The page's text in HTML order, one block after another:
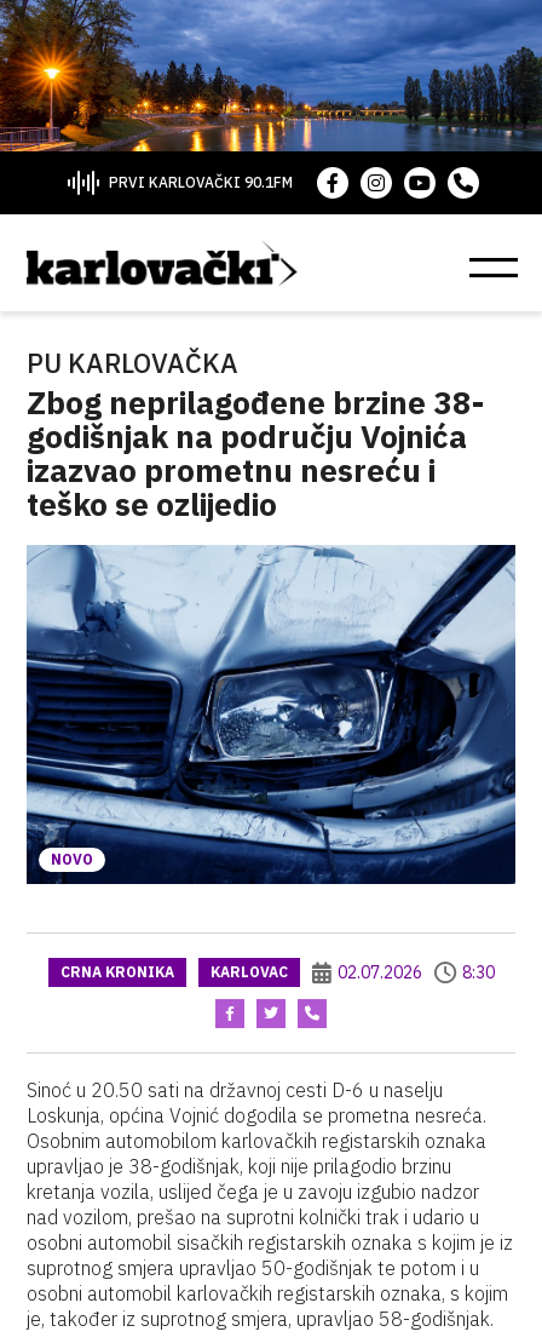
PRVI KARLOVAČKI 90.1FM
PU KARLOVAČKA
Zbog neprilagođene brzine 38-
godišnjak na području Vojnića
izazvao prometnu nesreću i
teško se ozlijedio
NOVO
CRNA KRONIKA KARLOVAC 02.07.2026 8:30
Sinoć u 20.50 sati na državnoj cesti D-6 u naselju
Loskunja, općina Vojnić dogodila se prometna nesreća.
Osobnim automobilom karlovačkih registarskih oznaka
upravljao je 38-godišnjak, koji nije prilagodio brzinu
kretanja vozila, uslijed čega je u zavoju izgubio nadzor
nad vozilom, prešao na suprotni kolnički trak i udario u
osobni automobil sisačkih registarskih oznaka s kojim je iz
suprotnog smjera upravljao 50-godišnjak te potom i u
osobni automobil karlovačkih registarskih oznaka, s kojim
je, također iz suprotnog smjera, upravljao 58-godišnjak.